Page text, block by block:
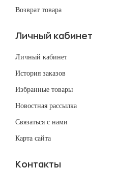
Возврат товара
Личный кабинет
Личный кабинет
История заказов
Избранные товары
Новостная рассылка
Связаться с нами
Карта сайта
Контакты